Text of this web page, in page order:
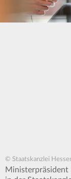
© Staatskanzlei
Ministerpräsident